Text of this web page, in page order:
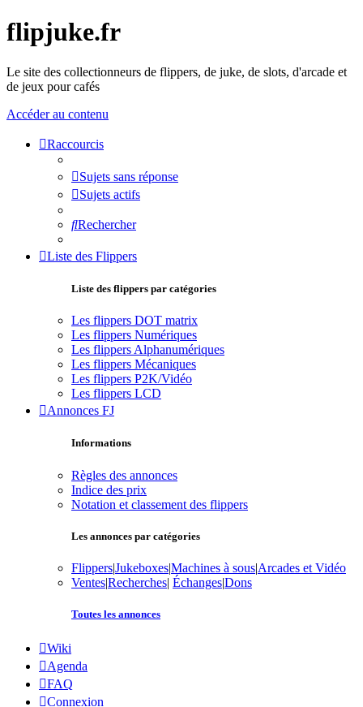
flipjuke.fr
Le site des collectionneurs de flippers, de juke, de slots, d'arcade et
de jeux pour cafés
Accéder au contenu
Raccourcis
Sujets sans réponse
Sujets actifs
Rechercher
Liste des Flippers
Liste des flippers par catégories
Les flippers DOT matrix
Les flippers Numériques
Les flippers Alphanumériques
Les flippers Mécaniques
Les flippers P2K/Vidéo
Les flippers LCD
Annonces FJ
Informations
Règles des annonces
Indice des prix
Notation et classement des flippers
Les annonces par catégories
Flippers|Jukeboxes|Machines à sous|Arcades et Vidéo
Ventes|Recherches| Échanges|Dons
Toutes les annonces
Wiki
Agenda
FAQ
Connexion